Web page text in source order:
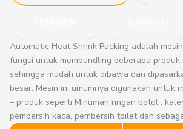
Automatic Heat Shrink Packing adalah
fungsi untuk membundling beberapa
sehingga mudah untuk dibawa dan
besar. Mesin ini umumnya digunakan untuk
– produk seperti Minuman ringan botol ,
pembersih kaca, pembersih toilet dan